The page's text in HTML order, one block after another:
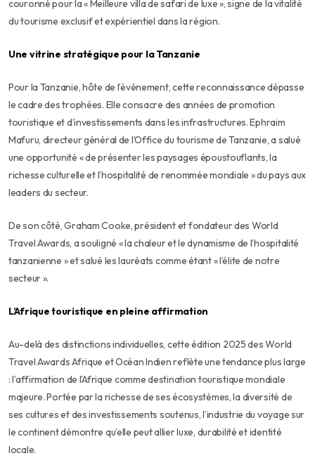
couronné pour la « Meilleure villa de safari de luxe », signe de la vitalité
du tourisme exclusif et expérientiel dans la région.
Une vitrine stratégique pour la Tanzanie
Pour la Tanzanie, hôte de l’événement, cette reconnaissance dépasse
le cadre des trophées. Elle consacre des années de promotion
touristique et d’investissements dans les infrastructures. Ephraim
Mafuru, directeur général de l’Office du tourisme de Tanzanie, a salué
une opportunité « de présenter les paysages époustouflants, la
richesse culturelle et l’hospitalité de renommée mondiale » du pays aux
leaders du secteur.
De son côté, Graham Cooke, président et fondateur des World
Travel Awards, a souligné « la chaleur et le dynamisme de l’hospitalité
tanzanienne » et salué les lauréats comme étant « l’élite de notre
secteur ».
L’Afrique touristique en pleine affirmation
Au-delà des distinctions individuelles, cette édition 2025 des World
Travel Awards Afrique et Océan Indien reflète une tendance plus large
: l’affirmation de l’Afrique comme destination touristique mondiale
majeure. Portée par la richesse de ses écosystèmes, la diversité de
ses cultures et des investissements soutenus, l’industrie du voyage sur
le continent démontre qu’elle peut allier luxe, durabilité et identité
locale.